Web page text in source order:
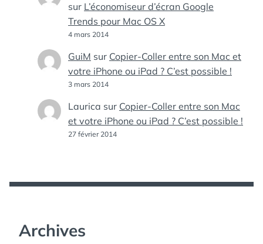
sur L’économiseur d’écran Google
Trends pour Mac OS X
4 mars 2014
GuiM sur Copier-Coller entre son Mac et
votre iPhone ou iPad ? C’est possible !
3 mars 2014
Laurica sur Copier-Coller entre son Mac
et votre iPhone ou iPad ? C’est possible !
27 février 2014
Archives